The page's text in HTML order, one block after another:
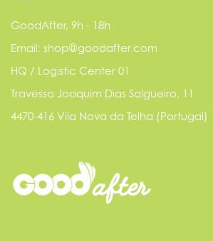
GoodAfter, 9h - 18h
Email: shop@goodafter.com
HQ / Logistic Center 01
Travessa Joaquim Dias Salgueiro, 11
4470-416 Vila Nova da Telha (Portugal)